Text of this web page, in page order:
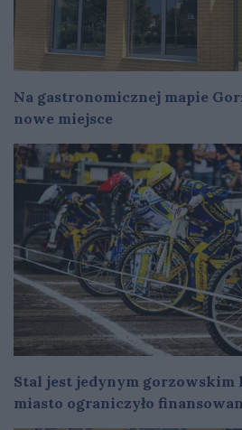
Na gastronomicznej mapie
nowe miejsce
Stal jest jedynym gorzowskim
miasto ograniczyło